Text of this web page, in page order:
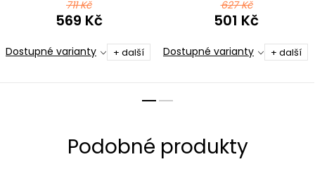
711 Kč
569 Kč
Dostupné varianty + další
627 Kč
501 Kč
Dostupné varianty + další